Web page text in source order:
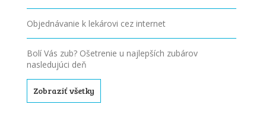
Objednávanie k lekárovi cez internet
Bolí Vás zub? Ošetrenie u najlepších zubárov
nasledujúci deň
Zobraziť všetky